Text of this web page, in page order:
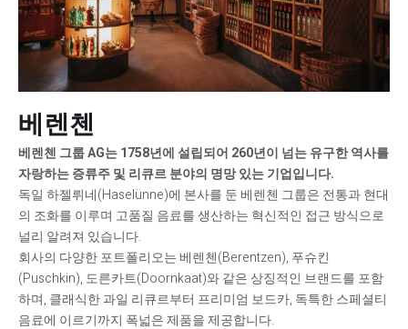
베렌첸
베렌첸 그룹 AG는 1758년에 설립되어 260년이 넘는 유구한 역사를
자랑하는 증류주 및 리큐르 분야의 명망 있는 기업입니다.
독일 하젤뤼네(Haselünne)에 본사를 둔 베렌첸 그룹은 전통과 현대
의 조화를 이루며 고품질 음료를 생산하는 혁신적인 접근 방식으로
널리 알려져 있습니다.
회사의 다양한 포트폴리오는 베렌첸(Berentzen), 푸슈킨
(Puschkin), 도른카트(Doornkaat)와 같은 상징적인 브랜드를 포함
하며, 클래식한 과일 리큐르부터 프리미엄 보드카, 독특한 스페셜티
음료에 이르기까지 폭넓은 제품을 제공합니다.